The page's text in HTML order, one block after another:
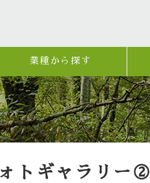
業種から探す
トギャラリー②